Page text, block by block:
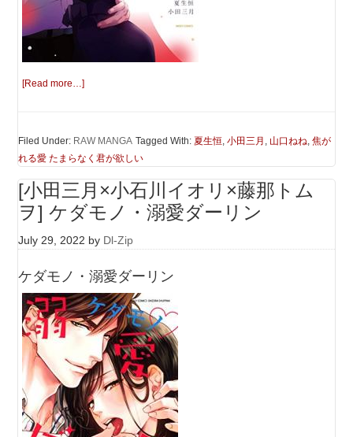
[Read more…]
Filed Under: RAW MANGA Tagged With:夏生恒,小田三月 , 山口ねね,焦が
れる愛 たまらなく君が欲しい
[小田三月×小石川イオリ×藤那トム
ヲ] ケダモノ・溺愛ダーリン
July 29, 2022 by Dl-Zip
ケダモノ・溺愛ダーリン